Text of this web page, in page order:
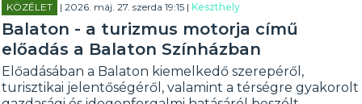
KÖZÉLET | 2026. máj. 27. szerda 19:15 |Keszthely
Balaton - a turizmus motorja című
előadás a Balaton Színházban
Előadásában a Balaton kiemelkedő szerepéről,
turisztikai jelentőségéről, valamint a térségre gyakorolt